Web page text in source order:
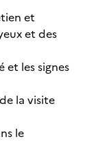
et
et des
et les signes
la visite
le